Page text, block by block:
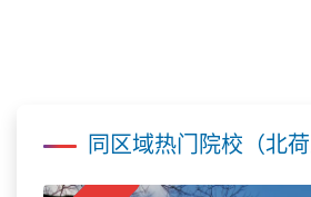
同区域热门院校（北荷